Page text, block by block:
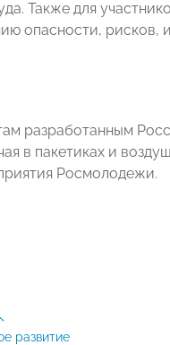
Также для
опасности, рисков,
разработанным
в пакетиках и
Росмолодежи.
развитие